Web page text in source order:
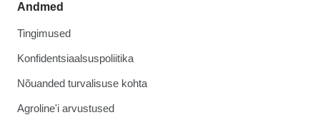
Andmed
Tingimused
Konfidentsiaalsuspoliitika
Nõuanded turvalisuse kohta
Agroline'i arvustused